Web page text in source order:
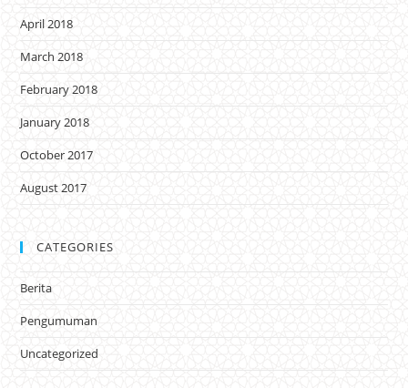
April 2018
March 2018
February 2018
January 2018
October 2017
August 2017
CATEGORIES
Berita
Pengumuman
Uncategorized